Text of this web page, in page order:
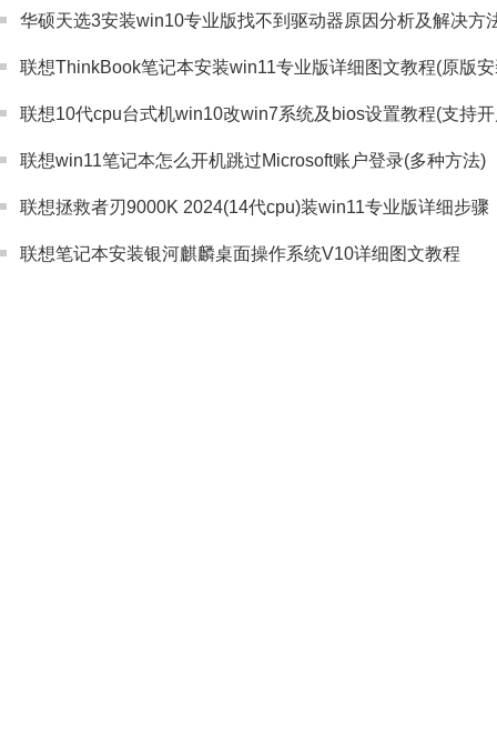
华硕天选3安装win10专业版找不到驱动器原因分析及解决方
联想ThinkBook笔记本安装win11专业版详细图文教程(原版
联想10代cpu台式机win10改win7系统及bios设置教程(支持
联想win11笔记本怎么开机跳过Microsoft账户登录(多种方法)
联想拯救者刃9000K 2024(14代cpu)装win11专业版详细步骤
联想笔记本安装银河麒麟桌面操作系统V10详细图文教程